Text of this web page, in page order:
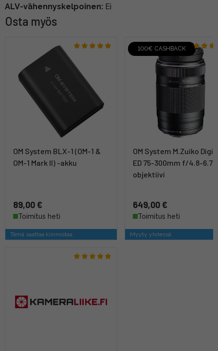
ALV-vähennyskelpoinen: Ei
Osta myös
OM System BLX-1 (OM-1 &
OM-1 Mark II) -akku
89,00 €
Toimitus heti
Tämä saattaa kiinnostaa
100€ CASHBACK
OM System M.Zuiko
ED 75-300mm f/4.8-6.7
objektiivi
649,00 €
Toimitus heti
Myyty yhdessä